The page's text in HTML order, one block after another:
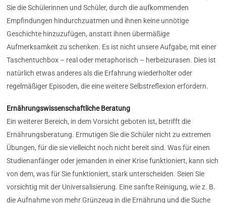
Sie die Schülerinnen und Schüler, durch die aufkommenden
Empfindungen hindurchzuatmen und ihnen keine unnötige
Geschichte hinzuzufügen, anstatt ihnen übermäßige
Aufmerksamkeit zu schenken. Es ist nicht unsere Aufgabe, mit einer
Taschentuchbox – real oder metaphorisch – herbeizurasen. Dies ist
natürlich etwas anderes als die Erfahrung wiederholter oder
regelmäßiger Episoden, die eine weitere Selbstreflexion erfordern.
Ernährungswissenschaftliche Beratung
Ein weiterer Bereich, in dem Vorsicht geboten ist, betrifft die
Ernährungsberatung. Ermutigen Sie die Schüler nicht zu extremen
Übungen, für die sie vielleicht noch nicht bereit sind. Was für einen
Studienanfänger oder jemanden in einer Krise funktioniert, kann sich
von dem, was für Sie funktioniert, stark unterscheiden. Seien Sie
vorsichtig mit der Universalisierung. Eine sanfte Reinigung, wie z. B.
die Aufnahme von mehr Grünzeug in die Ernährung und die Suche